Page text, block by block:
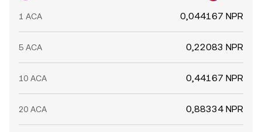
1 ACA 0,044167 NPR
5 ACA 0,22083 NPR
10 ACA 0,44167 NPR
20 ACA 0,88334 NPR